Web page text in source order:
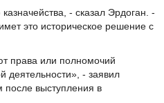
- сказал Эрдоган. -
это историческое решение с
права или полномочий
деятельности», - заявил
после выступления в